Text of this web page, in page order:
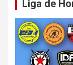
Liga de